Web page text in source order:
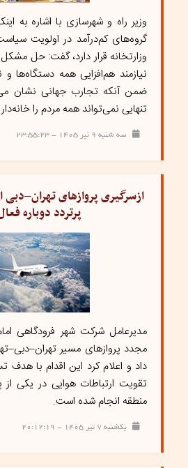
وزیر راه و شهرسازی با اشاره
گروه‌های کم‌درآمد در اولویت
وزارتخانه قرار دارد، گفت: حل
نیازمند هم‌افزایی همه دستگاه‌ها
ضمن آنکه تجارب جهانی نشان
تنهایی نمی‌تواند همه مردم را
سه شنبه ۹ تیر ۱۴۰۵ - ۲۳:۵۵:۲۳
ازسرگیری پرواز‌های تهران–دبی
پرتردد دوباره
مدیرعامل شرکت شهر فرودگاهی
مجدد پرواز‌های مسیر
داد و اعلام کرد این اقدام با
تقویت ارتباطات هوایی در یکی از
منطقه انجام شده است.
یکشنبه ۷ تیر ۱۴۰۵ - ۲۰:۱۲:۱۹